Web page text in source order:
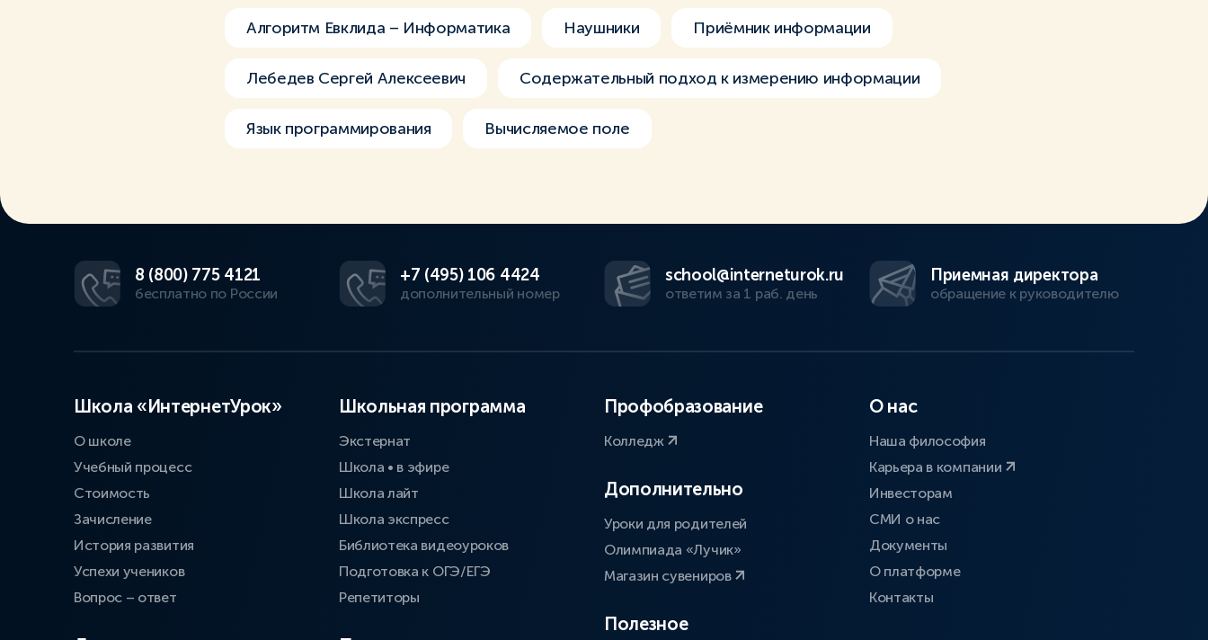
Алгоритм Евклида – Информатика Наушники Приёмник информации
Лебедев Сергей Алексеевич Содержательный подход к измерению информации
Язык программирования Вычисляемое поле
8 (800) 775 4121
бесплатно по России
+7 (495) 106 4424
дополнительный номер
school@interneturok.ru
ответим за 1 раб. день
Приемная директора
обращение к руководителю
Школа «ИнтернетУрок»
О школе
Учебный процесс
Стоимость
Зачисление
История развития
Успехи учеников
Вопрос – ответ
Школьная программа
Экстернат
Школа • в эфире
Школа лайт
Школа экспресс
Библиотека видеоуроков
Подготовка к ОГЭ/ЕГЭ
Репетиторы
Профобразование
Колледж
Дополнительно
Уроки для родителей
Олимпиада «Лучик»
Магазин сувениров
Полезное
О нас
Наша философия
Карьера в компании
Инвесторам
СМИ о нас
Документы
О платформе
Контакты